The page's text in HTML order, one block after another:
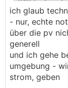
läuft ja nicht
5 bis 6
vielleicht
Tags
wieder
würde es ja
ich glaub
- nur, echte
über die pv
generell
und ich gehe
umgebung -
strom, geben